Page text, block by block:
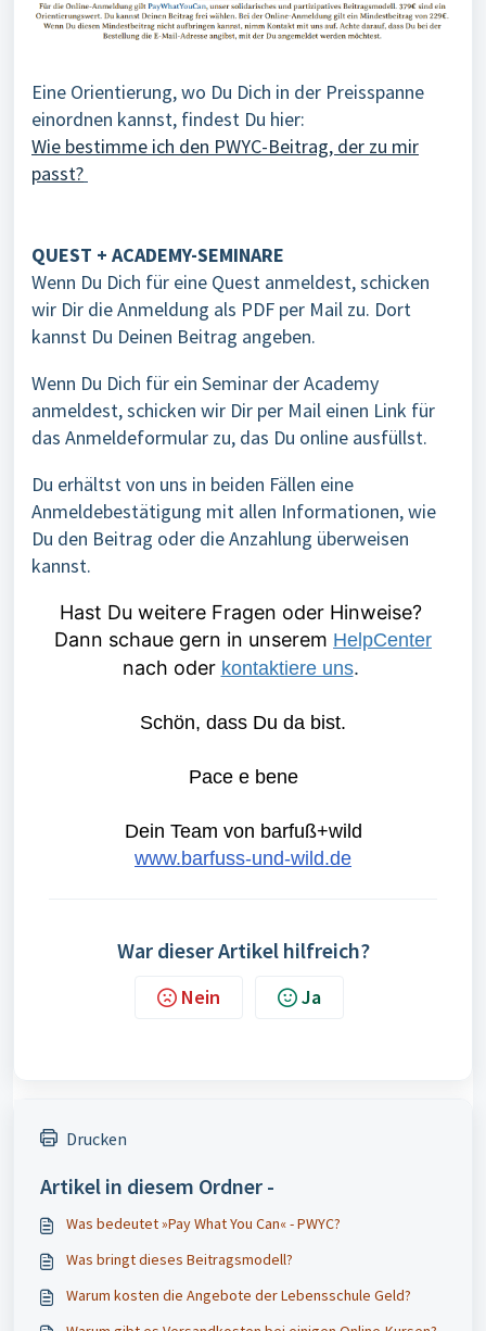
Eine Orientierung, wo Du Dich in der Preisspanne
einordnen kannst, findest Du hier:
Wie bestimme ich den PWYC-Beitrag, der zu mir
passt?
QUEST + ACADEMY-SEMINARE
Wenn Du Dich für eine Quest anmeldest, schicken
wir Dir die Anmeldung als PDF per Mail zu. Dort
kannst Du Deinen Beitrag angeben.
Wenn Du Dich für ein Seminar der Academy
anmeldest, schicken wir Dir per Mail einen Link für
das Anmeldeformular zu, das Du online ausfüllst.
Du erhältst von uns in beiden Fällen eine
Anmeldebestätigung mit allen Informationen, wie
Du den Beitrag oder die Anzahlung überweisen
kannst.
Hast Du weitere Fragen oder Hinweise?
Dann schaue gern in unserem HelpCenter
nach oder kontaktiere uns.
Schön, dass Du da bist.
Pace e bene
Dein Team von barfuß+wild
www.barfuss-und-wild.de
War dieser Artikel hilfreich?
Nein Ja
Drucken
Artikel in diesem Ordner -
Was bedeutet »Pay What You Can« - PWYC?
Was bringt dieses Beitragsmodell?
Warum kosten die Angebote der Lebensschule Geld?